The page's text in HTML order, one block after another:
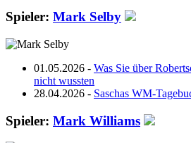
Spieler: Mark Selby
01.05.2026 - Was Sie über
nicht wussten
28.04.2026 - Saschas WM-
Spieler: Mark Williams